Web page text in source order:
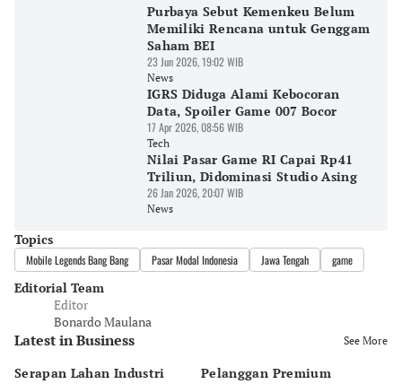
Purbaya Sebut Kemenkeu Belum
Memiliki Rencana untuk Genggam
Saham BEI
23 Jun 2026, 19:02 WIB
News
IGRS Diduga Alami Kebocoran
Data, Spoiler Game 007 Bocor
17 Apr 2026, 08:56 WIB
Tech
Nilai Pasar Game RI Capai Rp41
Triliun, Didominasi Studio Asing
26 Jan 2026, 20:07 WIB
News
Topics
Mobile Legends Bang Bang Pasar Modal Indonesia Jawa Tengah game
Editorial Team
Editor
Bonardo Maulana
Latest in Business See More
Serapan Lahan Industri
Pelanggan Premium